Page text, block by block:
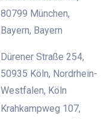
80799 München,
Bayern, Bayern
Dürener Straße 254,
50935 Köln, Nordrhein-
Westfalen, Köln
Krahkampweg 107,